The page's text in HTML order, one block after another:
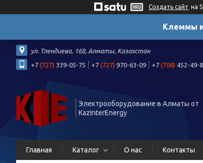
Создать сайт на
Клеммы и
ул. Тлендиева, 168, Алматы, Казахстан
+7 (727) 339-05-75 +7 (727) 970-63-09 +7 (708) 452-49-
Электрооборудование в Алматы от
KazInterEnergy
Главная Каталог О нас Контакты